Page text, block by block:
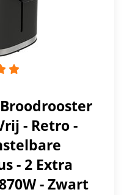
- Retro -
- 2 Extra
- Zwart